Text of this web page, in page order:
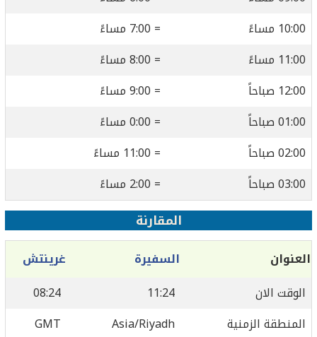
10:00 مساءً
= 7:00 مساءً
11:00 مساءً
= 8:00 مساءً
12:00 صباحاً
= 9:00 مساءً
01:00 صباحاً
= 0:00 مساءً
02:00 صباحاً
= 11:00 مساءً
03:00 صباحاً
= 2:00 مساءً
المقارنة
العنوان السفيرة
غرينتش
الوقت الان
11:24
08:24
المنطقة الزمنية
Asia/Riyadh
GMT